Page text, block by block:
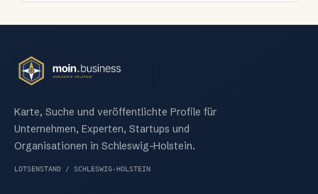
Karte, Suche und veröffentlichte Profile für
Unternehmen, Experten, Startups und
Organisationen in Schleswig-Holstein.
LOTSENSTAND / SCHLESWIG-HOLSTEIN